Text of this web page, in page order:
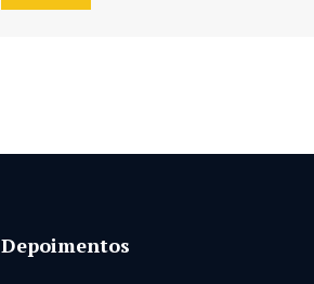
Depoimentos